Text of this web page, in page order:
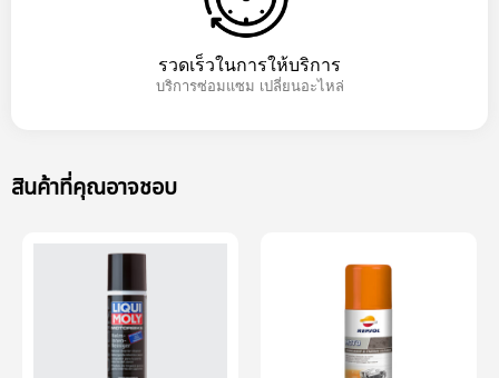
รวดเร็วในการให้บริการ
บริการซ่อมแซม เปลี่ยนอะไหล่
สินค้าที่คุณอาจชอบ